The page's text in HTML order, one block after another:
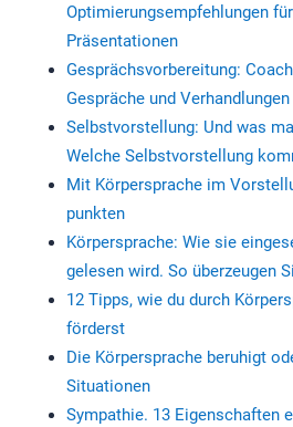
Optimierungsempfehlungen
Präsentationen
Gesprächsvorbereitung:
Gespräche und
Selbstvorstellung: Und was
Welche Selbstvorstellung
Mit Körpersprache im
punkten
Körpersprache: Wie sie
gelesen wird. So überzeugen
12 Tipps, wie du durch
förderst
Die Körpersprache beruhigt
Situationen
Sympathie. 13 Eigenschaften